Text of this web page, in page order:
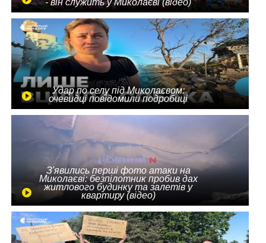
Удар по селу під Миколаєвом:
очевидці повідомили подробиці
З'явились перші фото атаки на
Миколаєві: безпілотник пробив дах
житлового будинку та залетів у
квартиру (відео)